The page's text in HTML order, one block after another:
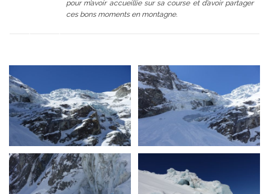
pour m’avoir accueillie sur sa course et d’avoir partager
ces bons moments en montagne.